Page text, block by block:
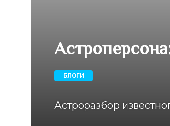
БЛОГИ
Астроразбор